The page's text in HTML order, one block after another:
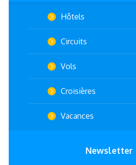
Hôtels
Circuits
Vols
Croisières
Vacances
Newsletter